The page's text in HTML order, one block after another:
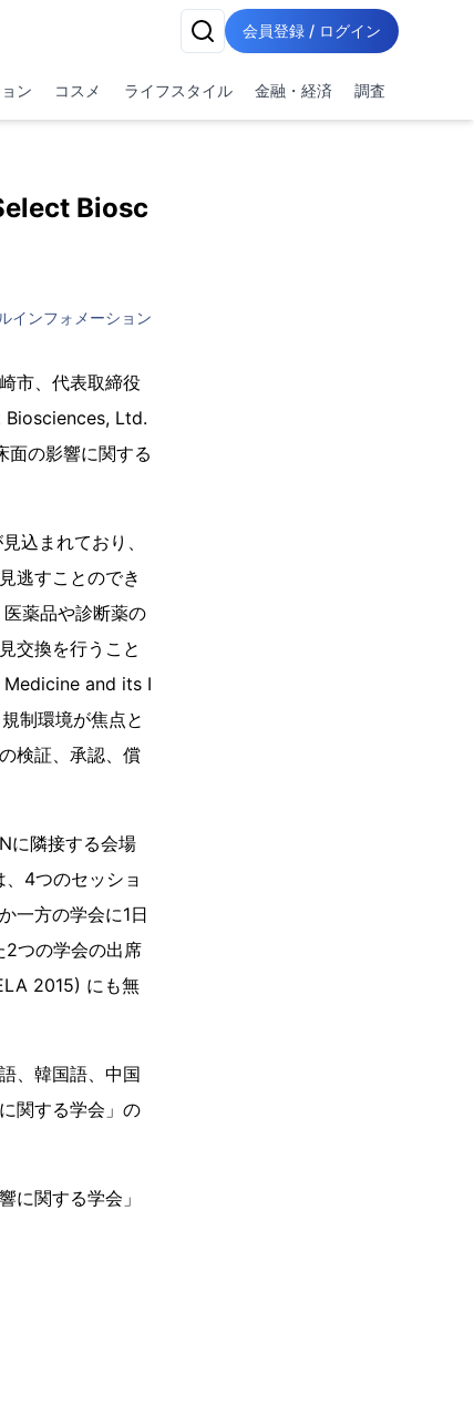
会員登録 / ログイン
ン コスメ ライフスタイル 金融・経済 調査
Biosc
インフォメーション
市、代表取締役
Biosciences, Ltd.
の影響に関する
込まれており、
逃すことのでき
薬品や診断薬の
交換を行うこと
Medicine and its I
制環境が焦点と
検証、承認、償
に隣接する会場
4つのセッショ
一方の学会に1日
2つの学会の出席
2015) にも無
、韓国語、中国
関する学会」の
関する学会」